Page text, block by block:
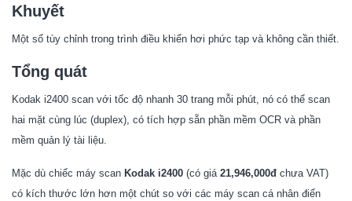
Các Vấn Đề Khác
Kết Luận
Khuyết
Một số tùy chỉnh trong trình điều khiển hơi phức tạp và không cần thiết.
Tổng quát
Kodak i2400 scan với tốc độ nhanh 30 trang mỗi phút, nó có thể scan
hai mặt cùng lúc (duplex), có tích hợp sẵn phần mềm OCR và phần
mềm quản lý tài liệu.
Mặc dù chiếc máy scan Kodak i2400 (có giá 21,946,000đ chưa VAT)
có kích thước lớn hơn một chút so với các máy scan cá nhân điển